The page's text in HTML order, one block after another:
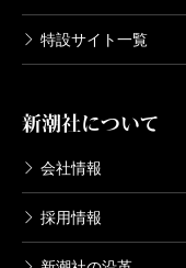
特設サイト一覧
新潮社について
会社情報
採用情報